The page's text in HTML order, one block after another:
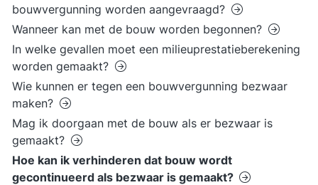
bouwvergunning worden aangevraagd?
Wanneer kan met de bouw worden begonnen?
In welke gevallen moet een milieuprestatieberekening
worden gemaakt?
Wie kunnen er tegen een bouwvergunning bezwaar
maken?
Mag ik doorgaan met de bouw als er bezwaar is
gemaakt?
Hoe kan ik verhinderen dat bouw wordt
gecontinueerd als bezwaar is gemaakt?